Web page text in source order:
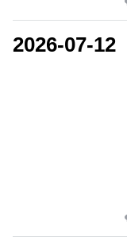
2026-07-12